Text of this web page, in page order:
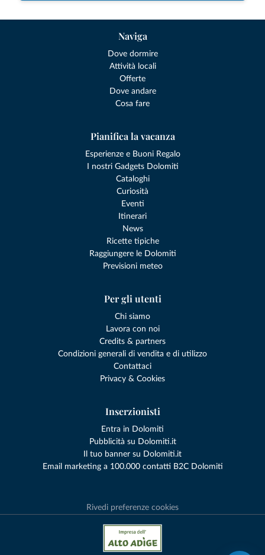
Naviga
Dove dormire
Attività locali
Offerte
Dove andare
Cosa fare
Pianifica la vacanza
Esperienze e Buoni Regalo
I nostri Gadgets Dolomiti
Cataloghi
Curiosità
Eventi
Itinerari
News
Ricette tipiche
Raggiungere le Dolomiti
Previsioni meteo
Per gli utenti
Chi siamo
Lavora con noi
Credits & partners
Condizioni generali di vendita e di utilizzo
Contattaci
Privacy & Cookies
Inserzionisti
Entra in Dolomiti
Pubblicità su Dolomiti.it
Il tuo banner su Dolomiti.it
Email marketing a 100.000 contatti B2C Dolomiti
Rivedi preferenze cookies